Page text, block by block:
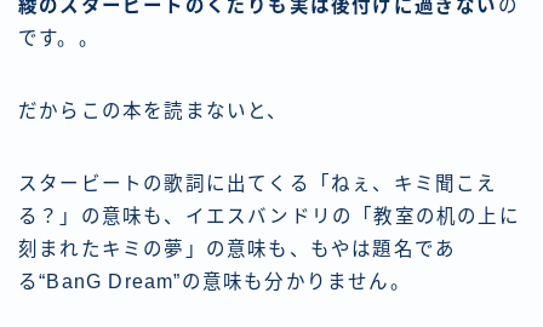
綾のスタービートのくだりも実は後付けに過ぎない の
です。。
だからこの本を読まないと、
スタービートの歌詞に出てくる「ねぇ、キミ聞こえ
る？」の意味も、イエスバンドリの「教室の机の上に
刻まれたキミの夢」の意味も、もやは題名であ
る“BanG Dream”の意味も分かりません。